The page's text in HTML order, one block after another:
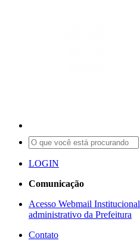
LOGIN
Comunicação
Acesso Webmail Institucional
administrativo da Prefeitura
Contato